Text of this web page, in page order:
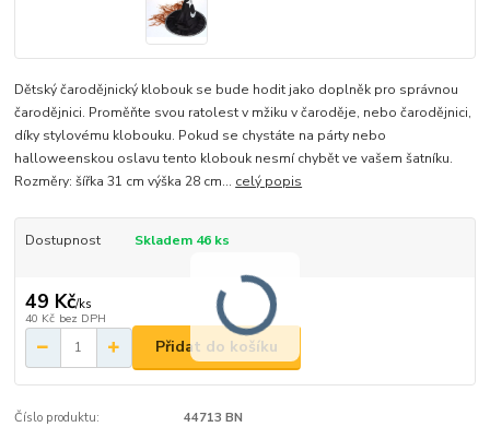
Dětský čarodějnický klobouk se bude hodit jako doplněk pro správnou
čarodějnici. Proměňte svou ratolest v mžiku v čaroděje, nebo čarodějnici,
díky stylovému klobouku. Pokud se chystáte na párty nebo
halloweenskou oslavu tento klobouk nesmí chybět ve vašem šatníku.
Rozměry: šířka 31 cm výška 28 cm... celý popis
Dostupnost Skladem 46 ks
49 Kč/ks
40 Kč bez DPH
Přidat do košíku
Číslo produktu: 44713 BN